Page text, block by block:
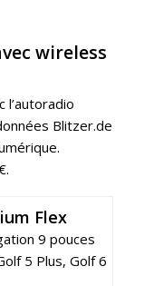
wireless
l’autoradio
Blitzer.de
Flex
9 pouces
5 Plus, Golf 6